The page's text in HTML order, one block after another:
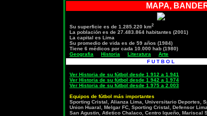
MAPA,
Su superficie es de 1.285.220 km2
La población es de 27.483.864 habitantes (2001)
La capital es Lima
Su promedio de vida es de 59 años (1984)
Tiene 6 médicos por cada 10.000 hab (1980)
Geografia
Historia Literatura
Arte
F U T B O L
Ver Historia de su fútbol desde 1.912 a 1.941
Ver Historia de su fútbol desde 1.942 a 1.974
Ver Historia de su fútbol desde 1.975 a 2.003
Equipos de fútbol más importantes
Sporting Cristal, Alianza Lima, Universitario Deportes,
Union Huaral, Melgar FC, Sporting Cristal, Defensor
San Agustin, Atletico Chalaco, Centro Iqueño, Mariscal